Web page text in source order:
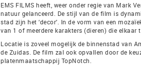
EMS FILMS heeft, weer onder regie van Mark
natuur gelanceerd. De stijl van de film is
stad zijn het ‘decor’. In de vorm van een
van 1 of meerdere karakters (dieren) die elkaar
Locatie is zoveel mogelijk de binnenstad van
de Zuidas. De film zal ook opvallen door de
platenmaatschappij TopNotch.